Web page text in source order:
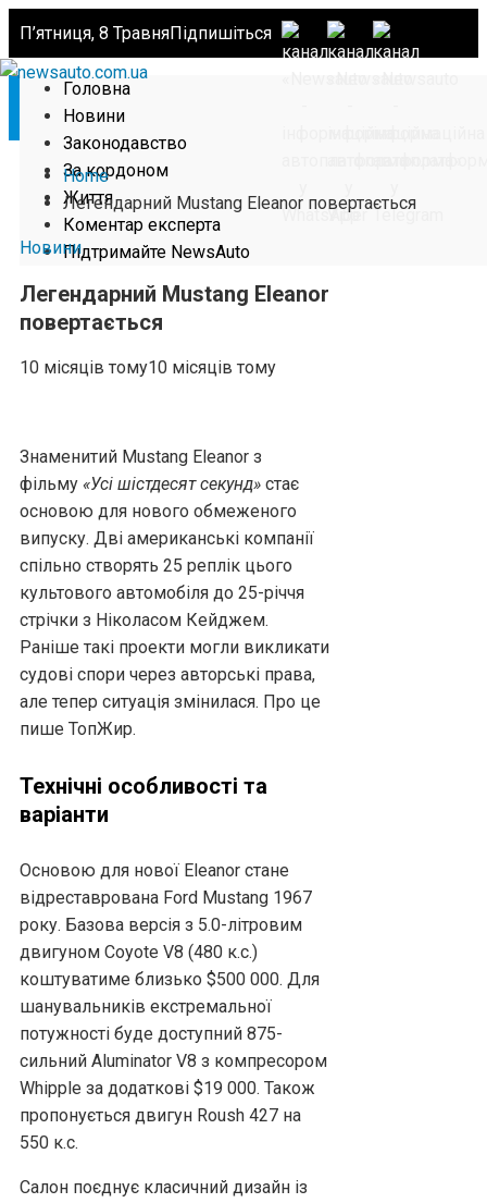
П’ятниця, 8 ТравняПідпишіться
Головна
Новини
Законодавство
За кордоном
Життя
Коментар експерта
Підтримайте NewsAuto
Home
Легендарний Mustang Eleanor повертається
Новини
Легендарний Mustang Eleanor
повертається
10 місяців тому10 місяців тому
Знаменитий Mustang Eleanor з
фільму «Усі шістдесят секунд» стає
основою для нового обмеженого
випуску. Дві американські компанії
спільно створять 25 реплік цього
культового автомобіля до 25-річчя
стрічки з Ніколасом Кейджем.
Раніше такі проекти могли викликати
судові спори через авторські права,
але тепер ситуація змінилася. Про це
пише ТопЖир.
Технічні особливості та
варіанти
Основою для нової Eleanor стане
відреставрована Ford Mustang 1967
року. Базова версія з 5.0-літровим
двигуном Coyote V8 (480 к.с.)
коштуватиме близько $500 000. Для
шанувальників екстремальної
потужності буде доступний 875-
сильний Aluminator V8 з компресором
Whipple за додаткові $19 000. Також
пропонується двигун Roush 427 на
550 к.с.
Салон поєднує класичний дизайн із